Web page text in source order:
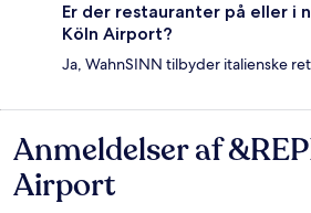
Er der restauranter på eller i
Köln Airport?
Ja, WahnSINN tilbyder italienske
Anmeldelser
Anmeldelser af
Airport